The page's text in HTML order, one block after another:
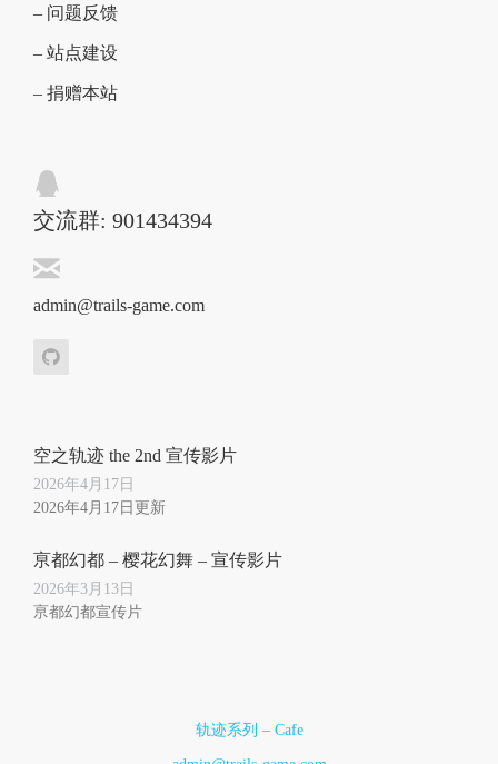
– 问题反馈
– 站点建设
– 捐赠本站
交流群: 901434394
admin@trails-game.com
空之轨迹 the 2nd 宣传影片
2026年4月17日
2026年4月17日更新
亰都幻都 – 樱花幻舞 – 宣传影片
2026年3月13日
亰都幻都宣传片
轨迹系列 – Cafe